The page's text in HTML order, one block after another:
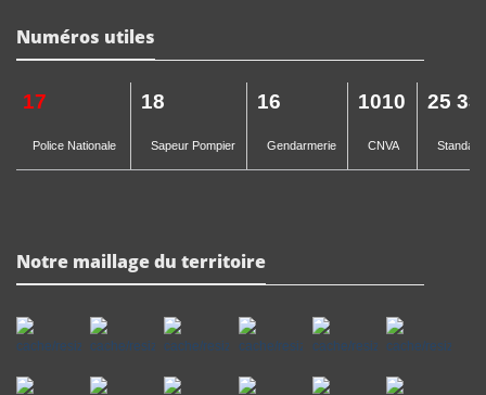
Numéros utiles
17
Police Nationale
18
Sapeur Pompier
16
Gendarmerie
1010
CNVA
25 33
Notre maillage du territoire